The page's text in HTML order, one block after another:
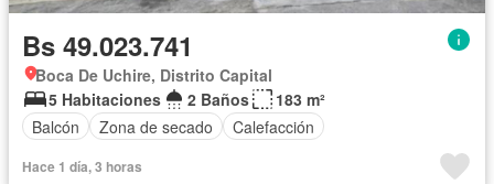
Bs 49.023.741
Boca De Uchire, Distrito Capital
5 Habitaciones
2 Baños
183 m²
Balcón
Zona de secado Calefacción
Hace 1 día, 3 horas